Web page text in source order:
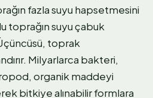
fazla suyu hapsetmesini
toprağın suyu çabuk
toprak
Milyarlarca bakteri,
organik maddeyi
bitkiye alınabilir formlara